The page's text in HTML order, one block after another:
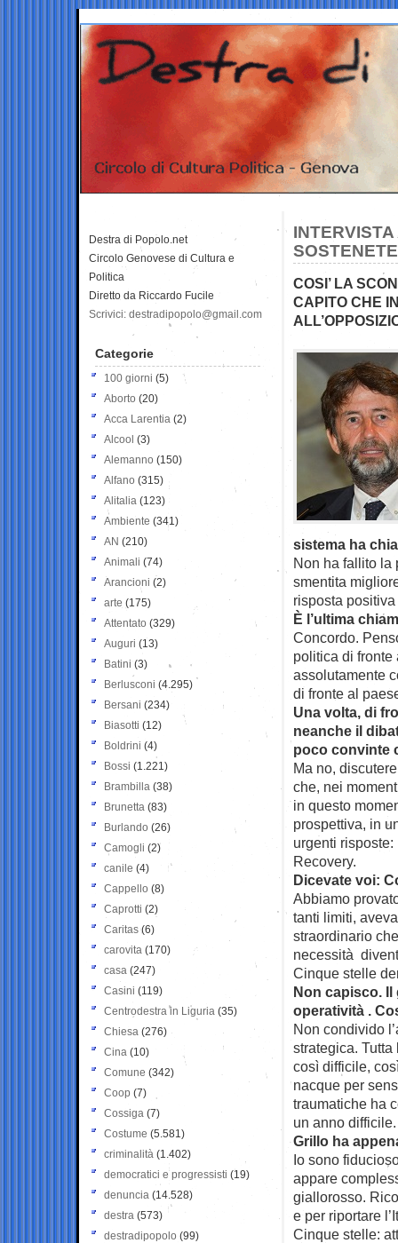
COSI’ LA
CAPITO CHE
sistema ha
Non ha fallito la
smentita
risposta
È l’ultima
Concordo.
politica di fronte
assolutamente
di fronte al
Una volta, di
neanche il
poco convinte
Ma no,
che, nei
in questo
prospettiva, in
urgenti
Recovery.
Dicevate voi:
Abbiamo
tanti limiti,
straordinario
necessità
Cinque stelle
Non capisco. Il
operatività .
Non condivido
strategica.
così difficile,
nacque per
traumatiche ha
un anno
Grillo ha
Io sono
appare
giallorosso.
e per riportare
Cinque stelle:
Destra di Popolo.net
Circolo Genovese di Cultura e
Politica
Diretto da Riccardo Fucile
Scrivici: destradipopolo@gmail.com
Categorie
100 giorni (5)
Aborto (20)
Acca Larentia (2)
Alcool (3)
Alemanno (150)
Alfano (315)
Alitalia (123)
Ambiente (341)
AN (210)
Animali (74)
Arancioni (2)
arte (175)
Attentato (329)
Auguri (13)
Batini (3)
Berlusconi (4.295)
Bersani (234)
Biasotti (12)
Boldrini (4)
Bossi (1.221)
Brambilla (38)
Brunetta (83)
Burlando (26)
Camogli (2)
canile (4)
Cappello (8)
Caprotti (2)
Caritas (6)
carovita (170)
casa (247)
Casini (119)
Centrodestra in Liguria (35)
Chiesa (276)
Cina (10)
Comune (342)
Coop (7)
Cossiga (7)
Costume (5.581)
criminalità (1.402)
democratici e progressisti (19)
denuncia (14.528)
destra (573)
destradipopolo (99)